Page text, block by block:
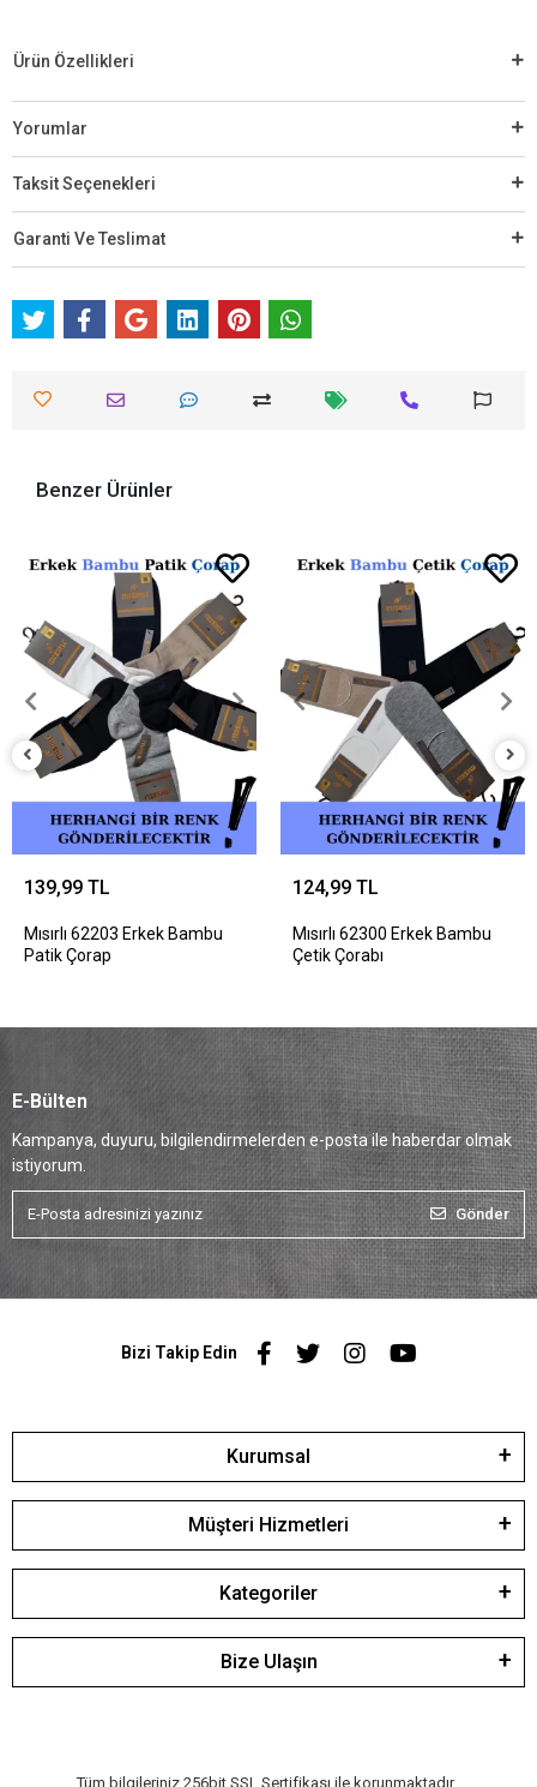
Ürün Özellikleri
Yorumlar
Taksit Seçenekleri
Garanti Ve Teslimat
Benzer Ürünler
139,99 TL
Mısırlı 62203 Erkek Bambu
Patik Çorap
124,99 TL
Mısırlı 62300 Erkek Bambu
Çetik Çorabı
E-Bülten
Kampanya, duyuru, bilgilendirmelerden e-posta ile haberdar olmak
istiyorum.
Gönder
Bizi Takip Edin
Kurumsal
Müşteri Hizmetleri
Kategoriler
Bize Ulaşın
Tüm bilgileriniz 256bit SSL Sertifikası ile korunmaktadır.